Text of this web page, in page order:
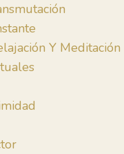
Y Meditación